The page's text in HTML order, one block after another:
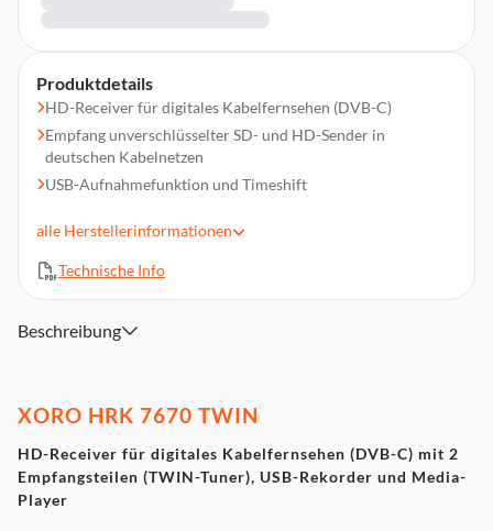
Produktdetails
HD-Receiver für digitales Kabelfernsehen (DVB-C)
Empfang unverschlüsselter SD- und HD-Sender in
deutschen Kabelnetzen
USB-Aufnahmefunktion und Timeshift
selben Zeit
HDMI- (bis zu Full HD/1080p) und USB-Port
Leistungsfähiger HD Media Player - unterstützt MKV-
alle Herstellerinformationen
Technische Info
Beschreibung
XORO HRK 7670 TWIN
HD-Receiver für digitales Kabelfernsehen (DVB-C) mit 2
Empfangsteilen (TWIN-Tuner), USB-Rekorder und Media-
Player